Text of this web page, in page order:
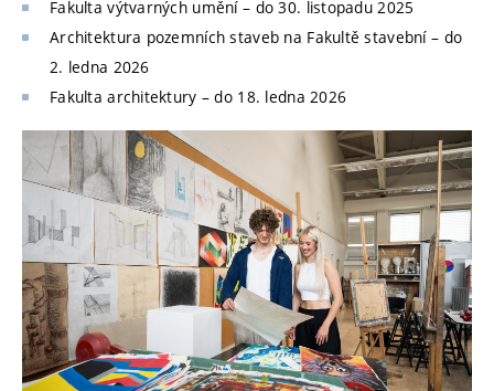
Fakulta výtvarných umění – do 30. listopadu 2025
Architektura pozemních staveb na Fakultě stavební – do
2. ledna 2026
Fakulta architektury – do 18. ledna 2026